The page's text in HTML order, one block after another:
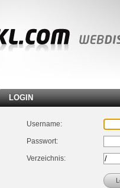
LOGIN
Username:
Passwort:
Verzeichnis: